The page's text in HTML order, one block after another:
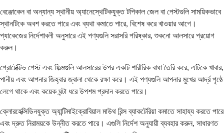
বেঞ্জোকেন বা অন্যান্য স্থানীয় অ্যানেস্থেটিকযুক্ত টপিকাল জেল বা পেস্টগুলি সাময়িকভাবে
স্থানটিকে অবশ করতে পারে এবং ব্যথা কমাতে পারে, বিশেষ করে খাওয়ার আগে।
প্যাকেজের নির্দেশাবলী অনুসারে এই পণ্যগুলি সরাসরি পরিষ্কার, শুকনো আলসারে প্রয়োগ
করুন।
প্রোটেক্টিভ পেস্ট এবং ফিল্মগুলি আলসারের উপর একটি শারীরিক বাধা তৈরি করে, এটিকে খাবার,
পানীয় এবং আপনার জিহ্বার জ্বালা থেকে রক্ষা করে। এই পণ্যগুলি আপনার মুখের আর্দ্র পৃষ্ঠে
লেগে থাকে এবং কয়েক ঘন্টা ধরে উপশম প্রদান করতে পারে।
ক্লোরহেক্সিডিনযুক্ত অ্যান্টিমাইক্রোবিয়াল মাউথ রিন্স ব্যাকটেরিয়া কমাতে সাহায্য করতে পারে
এবং দ্রুত নিরাময়কে উন্নীত করতে পারে। এগুলি নির্দেশ অনুযায়ী ব্যবহার করুন, সাধারণত